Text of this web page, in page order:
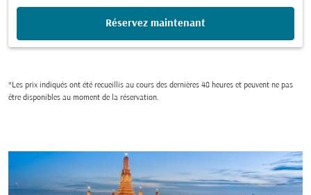
Réservez maintenant
*Les prix indiqués ont été recueillis au cours des dernières 48 heures et peuvent ne pas
être disponibles au moment de la réservation.